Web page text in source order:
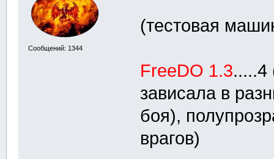
Сообщений: 1344
(тестовая
FreeDO 1.3.....4
зависала в
боя),
врагов)